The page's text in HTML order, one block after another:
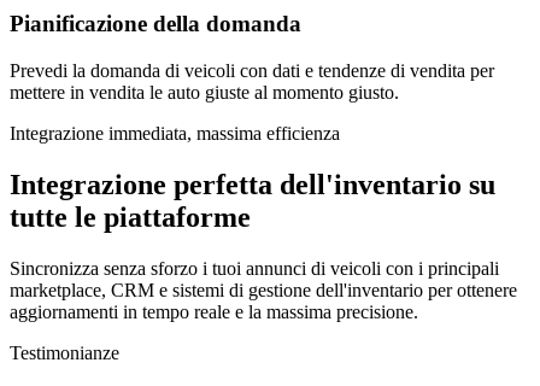
Pianificazione della domanda
Prevedi la domanda di veicoli con dati e tendenze di vendita per
mettere in vendita le auto giuste al momento giusto.
Integrazione immediata, massima efficienza
Integrazione perfetta dell'inventario su
tutte le piattaforme
Sincronizza senza sforzo i tuoi annunci di veicoli con i principali
marketplace, CRM e sistemi di gestione dell'inventario per ottenere
aggiornamenti in tempo reale e la massima precisione.
Testimonianze